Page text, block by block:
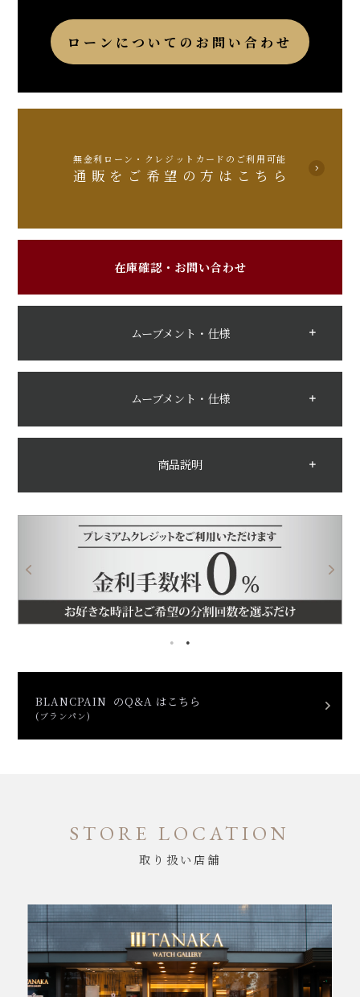
ローンについてのお問い合わせ
無金利ローン・クレジットカードのご利用可能
通販をご希望の方はこちら
在庫確認・お問い合わせ
ムーブメント・仕様
ムーブメント・仕様
商品説明
BLANCPAIN のQ&A はこちら
(ブランパン)
STORE LOCATION
取り扱い店舗